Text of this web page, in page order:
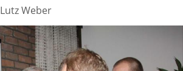
Lutz Weber